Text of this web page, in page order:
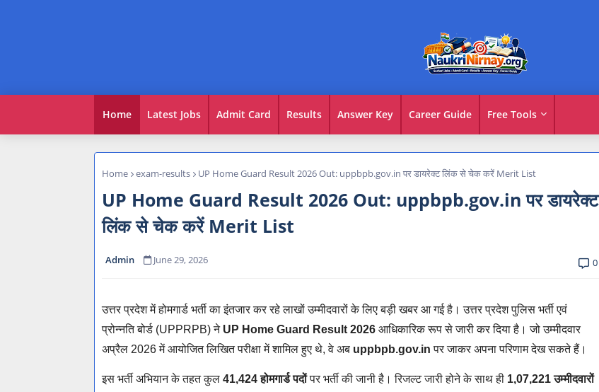
Home Latest Jobs Admit Card Results Answer Key Career Guide Free Tools
Home exam-results UP Home Guard Result 2026 Out: uppbpb.gov.in पर डायरेक्ट लिंक से चेक करें Merit List
UP Home Guard Result 2026 Out: uppbpb.gov.in पर डायरेक्ट
लिंक से चेक करें Merit List
Admin June 29, 2026 0
उत्तर प्रदेश में होमगार्ड भर्ती का इंतजार कर रहे लाखों उम्मीदवारों के लिए बड़ी खबर आ गई है। उत्तर प्रदेश पुलिस भर्ती एवं
प्रोन्नति बोर्ड (UPPRPB) ने UP Home Guard Result 2026 आधिकारिक रूप से जारी कर दिया है। जो उम्मीदवार
अप्रैल 2026 में आयोजित लिखित परीक्षा में शामिल हुए थे, वे अब uppbpb.gov.in पर जाकर अपना परिणाम देख सकते हैं।
इस भर्ती अभियान के तहत कुल 41,424 होमगार्ड पदोंपर भर्ती की जानी है। रिजल्ट जारी होने के साथ ही 1,07,221 उम्मीदवारों